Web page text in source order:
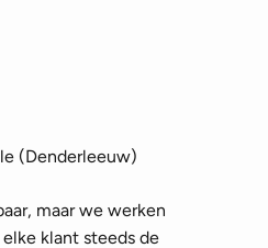
(Denderleeuw)
maar we werken
klant steeds de